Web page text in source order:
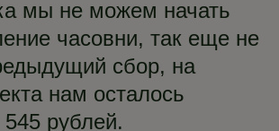
мы не можем начать
часовни, так еще не
сбор, на
нам осталось
рублей.